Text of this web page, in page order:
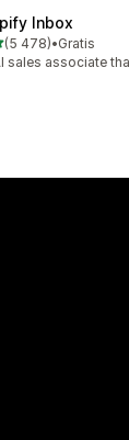
Inbox
5 stjerner
(5 478)
5478 omtaler
•Gratis
sales associate